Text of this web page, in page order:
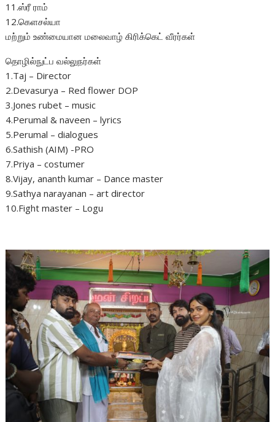
11.ஸ்ரீ ராம்
12.கெளசல்யா
மற்றும் உண்மையான மலைவாழ் கிரிக்கெட் வீரர்கள்
தொழில்நுட்ப வல்லுநர்கள்
1.Taj – Director
2.Devasurya – Red flower DOP
3.Jones rubet – music
4.Perumal & naveen – lyrics
5.Perumal – dialogues
6.Sathish (AIM) -PRO
7.Priya – costumer
8.Vijay, ananth kumar – Dance master
9.Sathya narayanan – art director
10.Fight master – Logu